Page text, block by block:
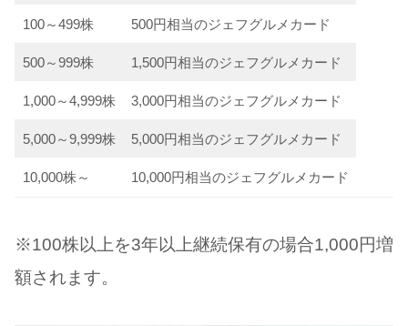
100～499株 500円相当のジェフグルメカード
500～999株 1,500円相当のジェフグルメカード
1,000～4,999株 3,000円相当のジェフグルメカード
5,000～9,999株 5,000円相当のジェフグルメカード
10,000株～ 10,000円相当のジェフグルメカード
※100株以上を3年以上継続保有の場合1,000円増
額されます。